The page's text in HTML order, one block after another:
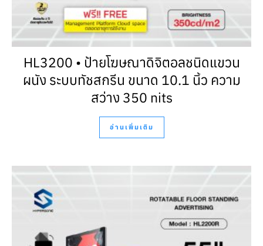
HL3200 • ป้ายโฆษณาดิจิตอลชนิดแขวน
ผนัง ระบบทัชสกรีน ขนาด 10.1 นิ้ว ความ
สว่าง 350 nits
อ่านเพิ่มเติม